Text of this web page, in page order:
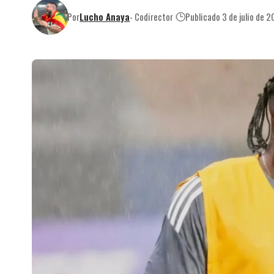
PorLucho Anaya- Codirector Publicado 3 de julio de